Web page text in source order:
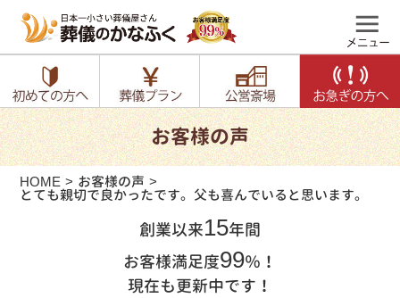
お客様の声
HOME お客様の声
とても親切で良かったです。父も喜んでいると思います。
創業以来15年間
お客様満足度99％！
現在も更新中です！